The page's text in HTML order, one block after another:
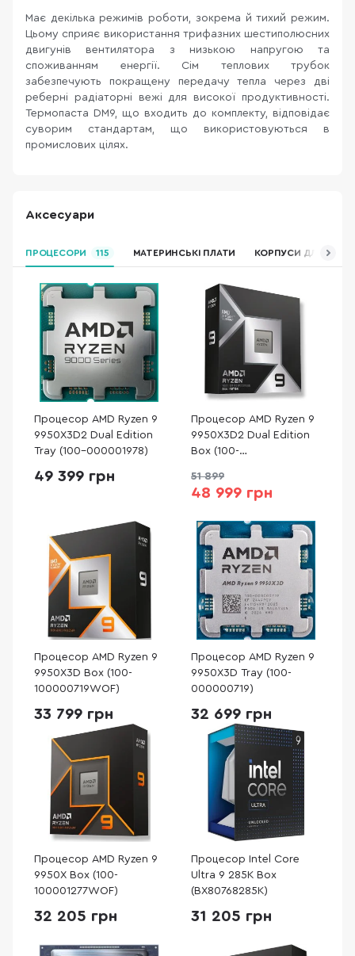
Має декілька режимів роботи, зокрема й тихий режим.
Цьому сприяє використання трифазних шестиполюсних
двигунів вентилятора з низькою напругою та
споживанням енергії. Сім теплових трубок
забезпечують покращену передачу тепла через дві
реберні радіаторні вежі для високої продуктивності.
Термопаста DM9, що входить до комплекту, відповідає
суворим стандартам, що використовуються в
промислових цілях.
Аксесуари
ПРОЦЕСОРИ 115 МАТЕРИНСЬКІ ПЛАТИ КОРПУСИ ДЛЯ ПК
Процесор AMD Ryzen 9
9950X3D2 Dual Edition
Tray (100-000001978)
49 399 грн
Процесор AMD Ryzen 9
9950X3D2 Dual Edition
Box (100-
51 899
48 999 грн
Процесор AMD Ryzen 9
9950X3D Box (100-
100000719WOF)
33 799 грн
Процесор AMD Ryzen 9
9950X3D Tray (100-
000000719)
32 699 грн
Процесор AMD Ryzen 9
9950X Box (100-
100001277WOF)
32 205 грн
Процесор Intel Core
Ultra 9 285K Box
(BX80768285K)
31 205 грн